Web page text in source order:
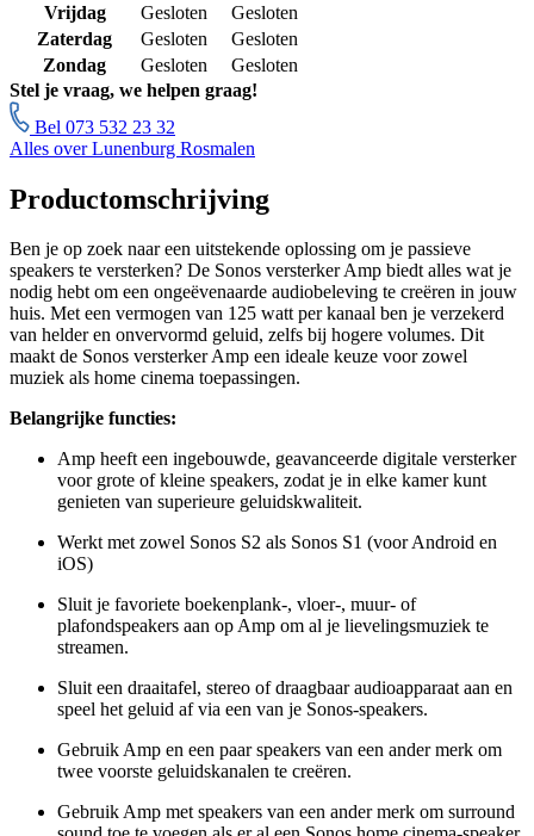
Vrijdag
Gesloten
Gesloten
Zaterdag
Gesloten
Gesloten
Zondag
Gesloten
Gesloten
Stel je vraag, we helpen graag!
Bel 073 532 23 32
Alles over Lunenburg Rosmalen
Productomschrijving
Ben je op zoek naar een uitstekende oplossing om je passieve
speakers te versterken? De Sonos versterker Amp biedt alles wat je
nodig hebt om een ongeëvenaarde audiobeleving te creëren in jouw
huis. Met een vermogen van 125 watt per kanaal ben je verzekerd
van helder en onvervormd geluid, zelfs bij hogere volumes. Dit
maakt de Sonos versterker Amp een ideale keuze voor zowel
muziek als home cinema toepassingen.
Belangrijke functies:
Amp heeft een ingebouwde, geavanceerde digitale versterker
voor grote of kleine speakers, zodat je in elke kamer kunt
genieten van superieure geluidskwaliteit.
Werkt met zowel Sonos S2 als Sonos S1 (voor Android en
iOS)
Sluit je favoriete boekenplank-, vloer-, muur- of
plafondspeakers aan op Amp om al je lievelingsmuziek te
streamen.
Sluit een draaitafel, stereo of draagbaar audioapparaat aan en
speel het geluid af via een van je Sonos-speakers.
Gebruik Amp en een paar speakers van een ander merk om
twee voorste geluidskanalen te creëren.
Gebruik Amp met speakers van een ander merk om surround